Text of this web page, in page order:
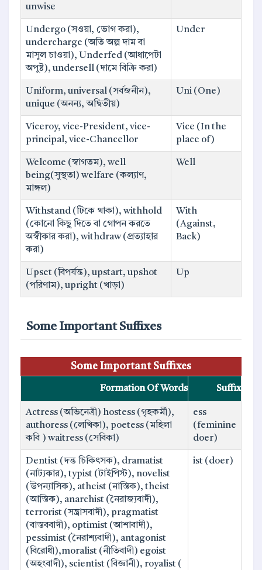
unwise
Under
Undergo (সওয়া, ভোগ করা),
undercharge (অতি অল্প দাম বা
মাসুল চাওয়া), Underfed (আধাপেটা
অপুষ্ট), undersell (দামে বিক্রি করা)
Uni (One)
Uniform, universal (সর্বজনীন),
unique (অনন্য, অদ্বিতীয়)
Vice (In the
place of)
Viceroy, vice-President, vice-
principal, vice-Chancellor
Well
Welcome (স্বাগতম), well
being(সুস্থতা) welfare (কল্যাণ,
মাঙ্গল)
With
(Against,
Back)
Withstand (টিকে থাকা), withhold
(কোনো কিছু দিতে বা গোপন করতে
অস্বীকার করা), withdraw (প্রত্যাহার
করা)
Up
Upset (বিপর্যন্ত), upstart, upshot
(পরিণাম), upright (খাড়া)
Some Important Suffixes
Some Important Suffixes
Suffix
Formation Of Words
ess
(feminine
doer)
Actress (অভিনেত্রী) hostess (গৃহকর্মী),
authoress (লেখিকা), poetess (মহিলা
কবি ) waitress (সেবিকা)
ist (doer)
Dentist (দন্ত চিকিৎসক), dramatist
(নাট্যকার), typist (টাইপিস্ট), novelist
(উপন্যাসিক), atheist (নাস্তিক), theist
(আস্তিক), anarchist (নৈরাজ্যবাদী),
terrorist (সন্ত্রাসবাদী), pragmatist
(বাস্তববাদী), optimist (আশাবাদী),
pessimist (নৈরাশ্যবাদী), antagonist
(বিরোধী),moralist (নীতিবাদী) egoist
(অহংবাদী), scientist (বিজ্ঞানী), royalist (